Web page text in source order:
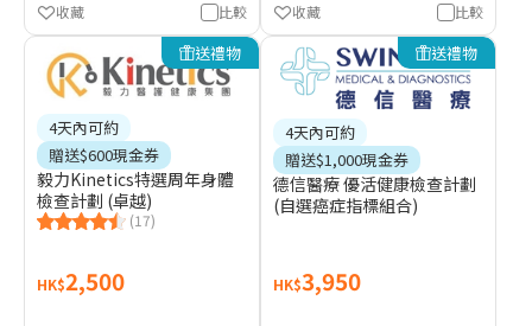
比較
收藏 比較
收藏
送禮物
4天內可約
贈送$600現金券
毅力Kinetics特選周年身體
檢查計劃 (卓越)
(17)
HK$2,500
送禮物
4天內可約
贈送$1,000現金券
德信醫療 優活健康檢查計劃
(自選癌症指標組合)
HK$3,950